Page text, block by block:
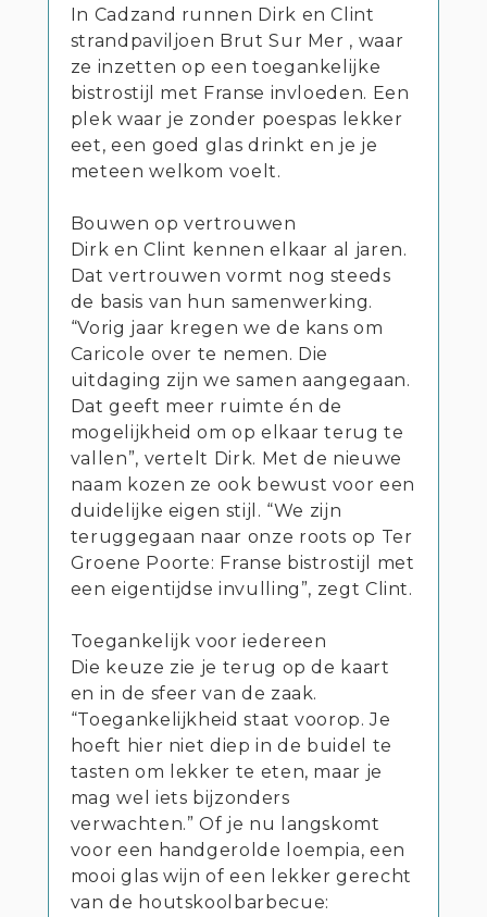
In Cadzand runnen Dirk en Clint
strandpaviljoen Brut Sur Mer , waar
ze inzetten op een toegankelijke
bistrostijl met Franse invloeden. Een
plek waar je zonder poespas lekker
eet, een goed glas drinkt en je je
meteen welkom voelt.
Bouwen op vertrouwen
Dirk en Clint kennen elkaar al jaren.
Dat vertrouwen vormt nog steeds
de basis van hun samenwerking.
“Vorig jaar kregen we de kans om
Caricole over te nemen. Die
uitdaging zijn we samen aangegaan.
Dat geeft meer ruimte én de
mogelijkheid om op elkaar terug te
vallen”, vertelt Dirk. Met de nieuwe
naam kozen ze ook bewust voor een
duidelijke eigen stijl. “We zijn
teruggegaan naar onze roots op Ter
Groene Poorte: Franse bistrostijl met
een eigentijdse invulling”, zegt Clint.
Toegankelijk voor iedereen
Die keuze zie je terug op de kaart
en in de sfeer van de zaak.
“Toegankelijkheid staat voorop. Je
hoeft hier niet diep in de buidel te
tasten om lekker te eten, maar je
mag wel iets bijzonders
verwachten.” Of je nu langskomt
voor een handgerolde loempia, een
mooi glas wijn of een lekker gerecht
van de houtskoolbarbecue: